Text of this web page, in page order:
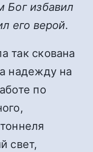
Бог избавил
его верой.
так скована
надежду на
по
свет,